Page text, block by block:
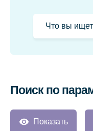
Поиск по
Показать